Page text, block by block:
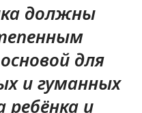
должны
для
и гуманных
и